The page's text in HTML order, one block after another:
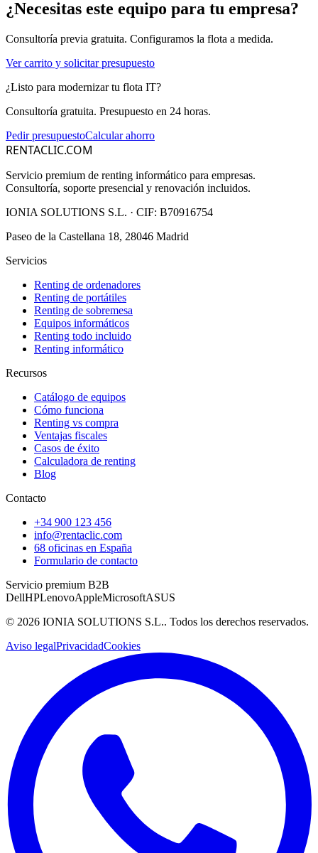
¿Necesitas este equipo para tu empresa?
Consultoría previa gratuita. Configuramos la flota a medida.
Ver carrito y solicitar presupuesto
¿Listo para modernizar tu flota IT?
Consultoría gratuita. Presupuesto en 24 horas.
Pedir presupuestoCalcular ahorro
RENTACLIC.COM
Servicio premium de renting informático para empresas.
Consultoría, soporte presencial y renovación incluidos.
IONIA SOLUTIONS S.L. · CIF: B70916754
Paseo de la Castellana 18, 28046 Madrid
Servicios
Renting de ordenadores
Renting de portátiles
Renting de sobremesa
Equipos informáticos
Renting todo incluido
Renting informático
Recursos
Catálogo de equipos
Cómo funciona
Renting vs compra
Ventajas fiscales
Casos de éxito
Calculadora de renting
Blog
Contacto
+34 900 123 456
info@rentaclic.com
68 oficinas en España
Formulario de contacto
Servicio premium B2B
DellHPLenovoAppleMicrosoftASUS
© 2026 IONIA SOLUTIONS S.L.. Todos los derechos reservados.
Aviso legalPrivacidadCookies